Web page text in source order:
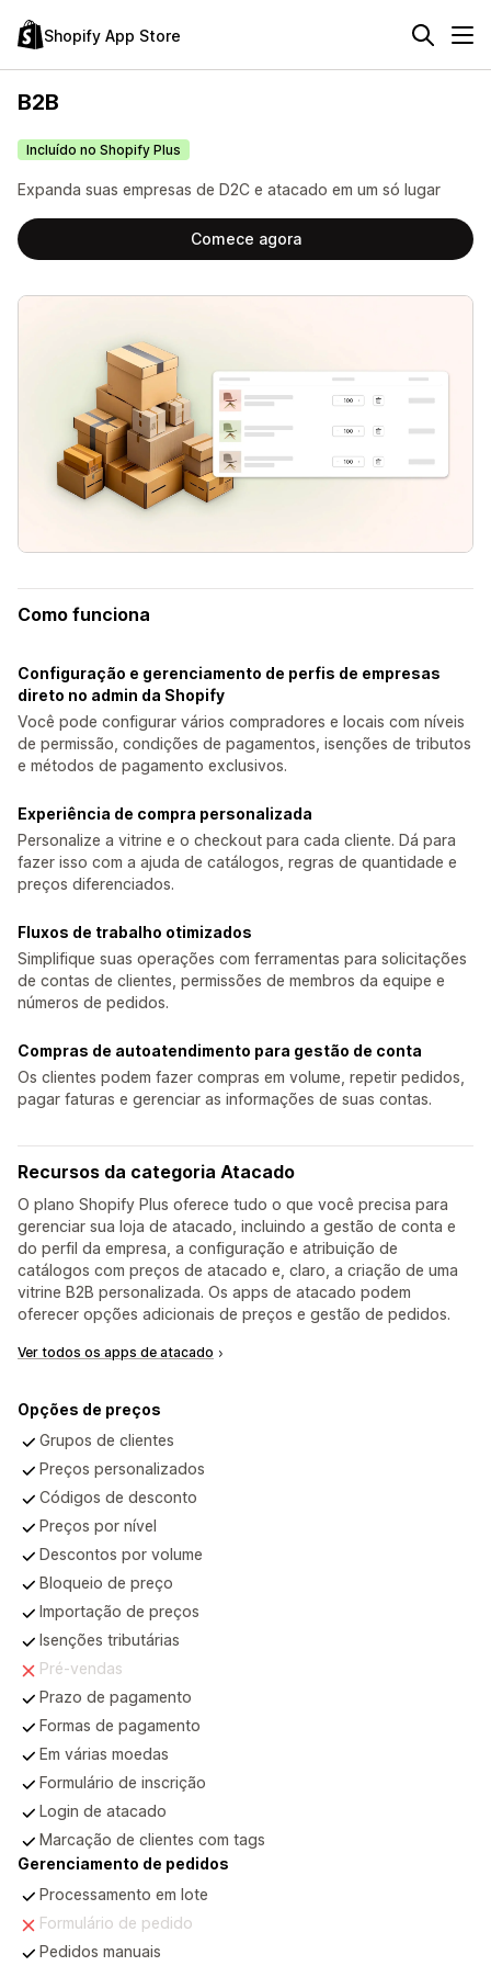
Shopify App Store
B2B
Incluído no Shopify Plus
Expanda suas empresas de D2C e atacado em um só lugar
Comece agora
Como funciona
Configuração e gerenciamento de perfis de empresas
direto no admin da Shopify
Você pode configurar vários compradores e locais com níveis
de permissão, condições de pagamentos, isenções de tributos
e métodos de pagamento exclusivos.
Experiência de compra personalizada
Personalize a vitrine e o checkout para cada cliente. Dá para
fazer isso com a ajuda de catálogos, regras de quantidade e
preços diferenciados.
Fluxos de trabalho otimizados
Simplifique suas operações com ferramentas para solicitações
de contas de clientes, permissões de membros da equipe e
números de pedidos.
Compras de autoatendimento para gestão de conta
Os clientes podem fazer compras em volume, repetir pedidos,
pagar faturas e gerenciar as informações de suas contas.
Recursos da categoria Atacado
O plano Shopify Plus oferece tudo o que você precisa para
gerenciar sua loja de atacado, incluindo a gestão de conta e
do perfil da empresa, a configuração e atribuição de
catálogos com preços de atacado e, claro, a criação de uma
vitrine B2B personalizada. Os apps de atacado podem
oferecer opções adicionais de preços e gestão de pedidos.
Ver todos os apps de atacado
Opções de preços
Compatível
Grupos de clientes
Compatível
Preços personalizados
Compatível
Códigos de desconto
Compatível
Preços por nível
Compatível
Descontos por volume
Compatível
Bloqueio de preço
Compatível
Importação de preços
Compatível
Isenções tributárias
Incompatível
Pré-vendas
Compatível
Prazo de pagamento
Compatível
Formas de pagamento
Compatível
Em várias moedas
Compatível
Formulário de inscrição
Compatível
Login de atacado
Compatível
Marcação de clientes com tags
Gerenciamento de pedidos
Compatível
Processamento em lote
Incompatível
Formulário de pedido
Compatível
Pedidos manuais